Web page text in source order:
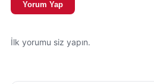
T.C. Sanayi ve Teknoloji
önem kazandığı bir dönemde,
Yorum Yap
İlk yorumu siz yapın.